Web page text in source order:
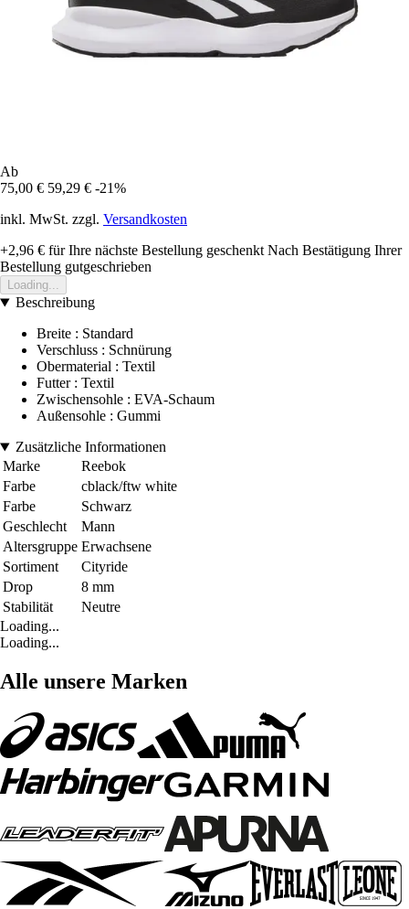
Ab
75,00 € 59,29 € -21%
inkl. MwSt. zzgl. Versandkosten
+2,96 € für Ihre nächste Bestellung geschenkt Nach Bestätigung Ihrer
Bestellung gutgeschrieben
Loading...
Beschreibung
Breite : Standard
Verschluss : Schnürung
Obermaterial : Textil
Futter : Textil
Zwischensohle : EVA-Schaum
Außensohle : Gummi
Zusätzliche Informationen
Marke
Reebok
Farbe
cblack/ftw white
Farbe
Schwarz
Geschlecht
Mann
Altersgruppe Erwachsene
Sortiment
Cityride
Drop
8 mm
Stabilität
Neutre
Loading...
Loading...
Alle unsere Marken